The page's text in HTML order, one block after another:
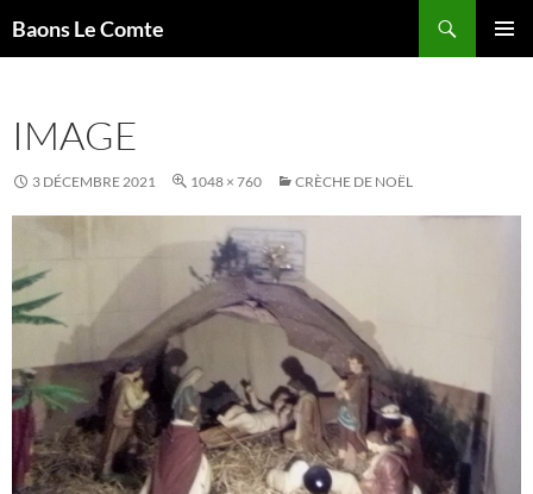
auBaons Le Comte
IMAGE
3 DÉCEMBRE 2021 1048 × 760 CRÈCHE DE NOËL